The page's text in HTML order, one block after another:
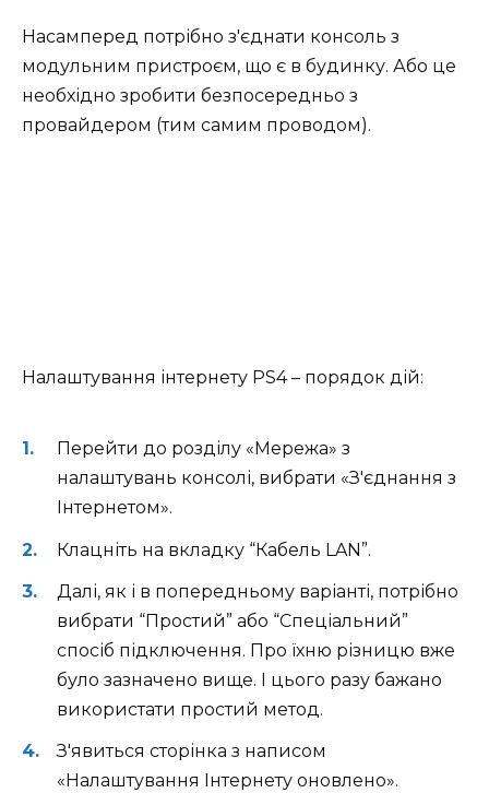
Насамперед потрібно з'єднати консоль з
модульним пристроєм, що є в будинку. Або це
необхідно зробити безпосередньо з
провайдером (тим самим проводом).
Налаштування інтернету PS4 – порядок дій:
Перейти до розділу «Мережа» з
налаштувань консолі, вибрати «З'єднання з
Інтернетом».
Клацніть на вкладку “Кабель LAN”.
Далі, як і в попередньому варіанті, потрібно
вибрати “Простий” або “Спеціальний”
спосіб підключення. Про їхню різницю вже
було зазначено вище. І цього разу бажано
використати простий метод.
З'явиться сторінка з написом
«Налаштування Інтернету оновлено».